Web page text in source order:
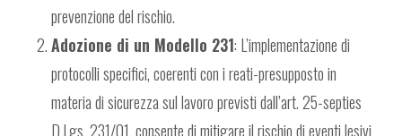
prevenzione del rischio.
Adozione di un Modello 231: L’implementazione di
protocolli specifici, coerenti con i reati-presupposto in
materia di sicurezza sul lavoro previsti dall’art. 25-septies
D.Lgs. 231/01, consente di mitigare il rischio di eventi lesivi